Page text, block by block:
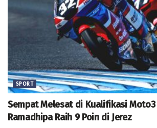
SPORT
Sempat Melesat di Kualifikasi Moto3
Ramadhipa Raih 9 Poin di Jerez